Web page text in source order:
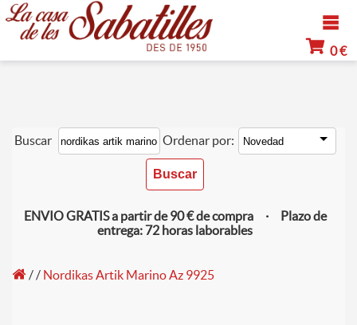
0 €
Buscar Ordenar por:
ENVIO GRATIS a partir de 90 € de compra · Plazo de
entrega: 72 horas laborables
// Nordikas Artik Marino Az 9925